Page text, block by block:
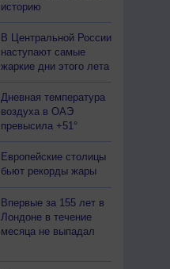
историю
В Центральной России
наступают самые
жаркие дни этого лета
Дневная температура
воздуха в ОАЭ
превысила +51°
Европейские столицы
бьют рекорды жары
Впервые за 155 лет в
Лондоне в течение
месяца не выпадал